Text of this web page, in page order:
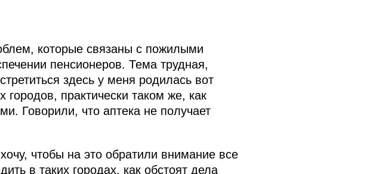
которые связаны с пожилыми
пенсионеров. Тема трудная,
здесь у меня родилась вот
практически таком же, как
Говорили, что аптека не получает
чтобы на это обратили внимание все
в таких городах, как обстоят дела